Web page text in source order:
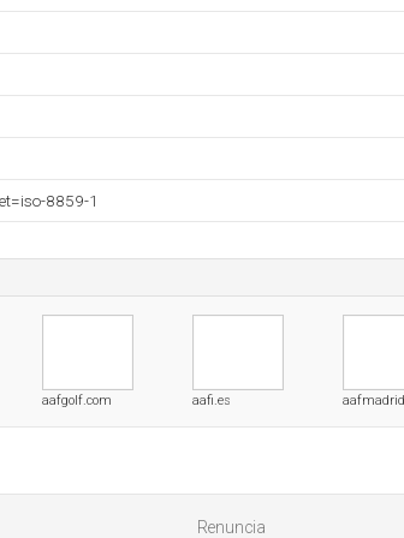
8859-1
aafgolf.com aafi.es
Renuncia